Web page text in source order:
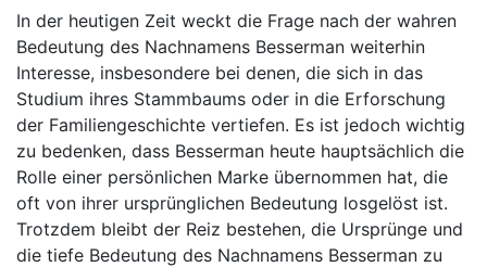
In der heutigen Zeit weckt die Frage nach der wahren
Bedeutung des Nachnamens Besserman weiterhin
Interesse, insbesondere bei denen, die sich in das
Studium ihres Stammbaums oder in die Erforschung
der Familiengeschichte vertiefen. Es ist jedoch wichtig
zu bedenken, dass Besserman heute hauptsächlich die
Rolle einer persönlichen Marke übernommen hat, die
oft von ihrer ursprünglichen Bedeutung losgelöst ist.
Trotzdem bleibt der Reiz bestehen, die Ursprünge und
die tiefe Bedeutung des Nachnamens Besserman zu